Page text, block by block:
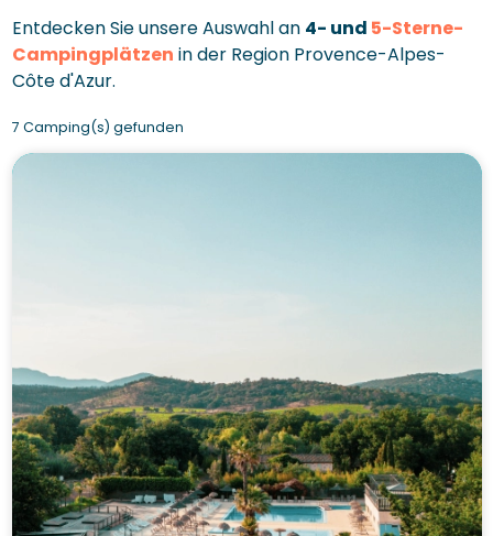
Entdecken Sie unsere Auswahl an 4- und 5-Sterne-
Campingplätzen in der Region Provence-Alpes-
Côte d'Azur.
7 Camping(s) gefunden